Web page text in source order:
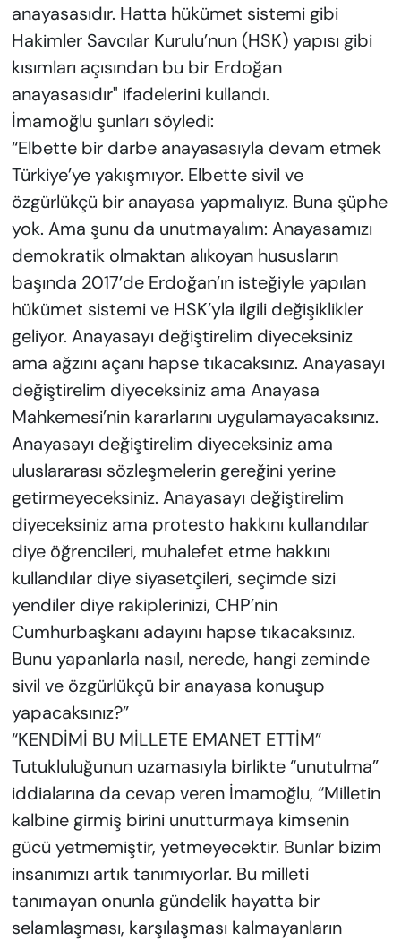
anayasasıdır. Hatta hükümet sistemi gibi
Hakimler Savcılar Kurulu’nun (HSK) yapısı gibi
kısımları açısından bu bir Erdoğan
anayasasıdır" ifadelerini kullandı.
İmamoğlu şunları söyledi:
“Elbette bir darbe anayasasıyla devam etmek
Türkiye’ye yakışmıyor. Elbette sivil ve
özgürlükçü bir anayasa yapmalıyız. Buna şüphe
yok. Ama şunu da unutmayalım: Anayasamızı
demokratik olmaktan alıkoyan hususların
başında 2017’de Erdoğan’ın isteğiyle yapılan
hükümet sistemi ve HSK’yla ilgili değişiklikler
geliyor. Anayasayı değiştirelim diyeceksiniz
ama ağzını açanı hapse tıkacaksınız. Anayasayı
değiştirelim diyeceksiniz ama Anayasa
Mahkemesi’nin kararlarını uygulamayacaksınız.
Anayasayı değiştirelim diyeceksiniz ama
uluslararası sözleşmelerin gereğini yerine
getirmeyeceksiniz. Anayasayı değiştirelim
diyeceksiniz ama protesto hakkını kullandılar
diye öğrencileri, muhalefet etme hakkını
kullandılar diye siyasetçileri, seçimde sizi
yendiler diye rakiplerinizi, CHP’nin
Cumhurbaşkanı adayını hapse tıkacaksınız.
Bunu yapanlarla nasıl, nerede, hangi zeminde
sivil ve özgürlükçü bir anayasa konuşup
yapacaksınız?”
“KENDİMİ BU MİLLETE EMANET ETTİM”
Tutukluluğunun uzamasıyla birlikte “unutulma”
iddialarına da cevap veren İmamoğlu, “Milletin
kalbine girmiş birini unutturmaya kimsenin
gücü yetmemiştir, yetmeyecektir. Bunlar bizim
insanımızı artık tanımıyorlar. Bu milleti
tanımayan onunla gündelik hayatta bir
selamlaşması, karşılaşması kalmayanların